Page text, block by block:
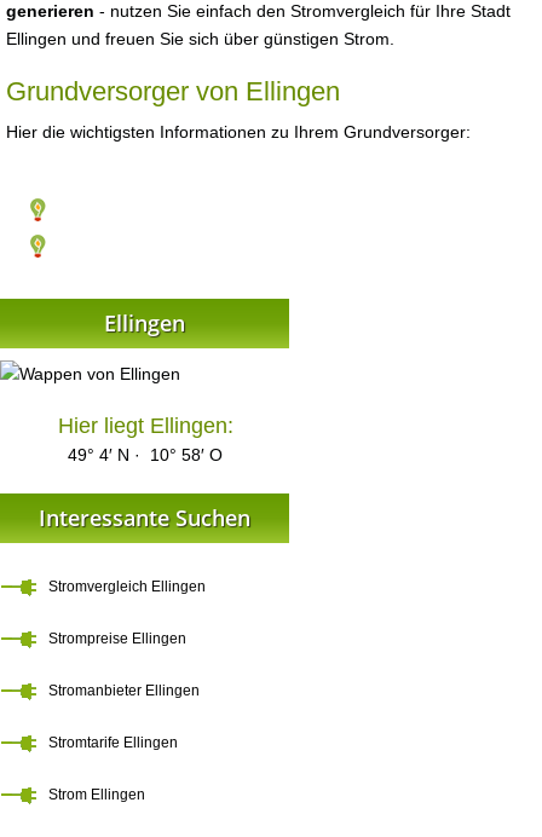
generieren - nutzen Sie einfach den Stromvergleich für Ihre Stadt
Ellingen und freuen Sie sich über günstigen Strom.
Grundversorger von Ellingen
Hier die wichtigsten Informationen zu Ihrem Grundversorger:
Ellingen
Hier liegt Ellingen:
49° 4′ N · 10° 58′ O
Interessante Suchen
Stromvergleich Ellingen
Strompreise Ellingen
Stromanbieter Ellingen
Stromtarife Ellingen
Strom Ellingen